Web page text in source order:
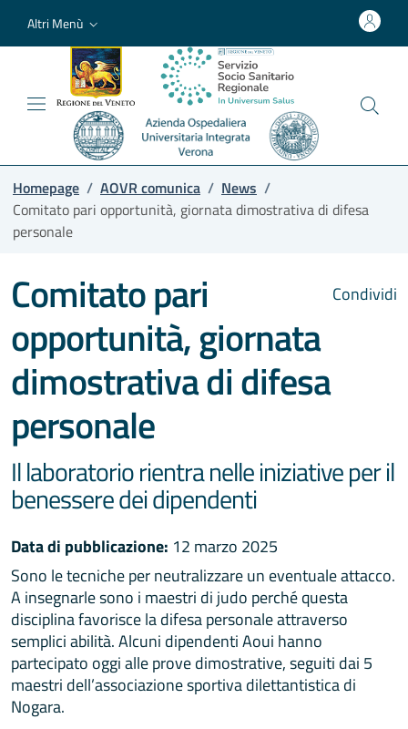
Altri Menù
Homepage / AOVR comunica / News /
Comitato pari opportunità, giornata dimostrativa di difesa
personale
Condividi
Comitato pari
opportunità, giornata
dimostrativa di difesa
personale
Il laboratorio rientra nelle iniziative per il
benessere dei dipendenti
Data di pubblicazione: 12 marzo 2025
Sono le tecniche per neutralizzare un eventuale attacco.
A insegnarle sono i maestri di judo perché questa
disciplina favorisce la difesa personale attraverso
semplici abilità. Alcuni dipendenti Aoui hanno
partecipato oggi alle prove dimostrative, seguiti dai 5
maestri dell’associazione sportiva dilettantistica di
Nogara.